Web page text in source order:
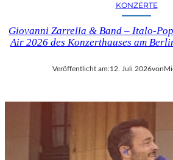
KONZERTE
Giovanni Zarrella & Band – Italo-
Air 2026 des Konzerthauses am
Veröffentlicht am:12. Juli 2026von